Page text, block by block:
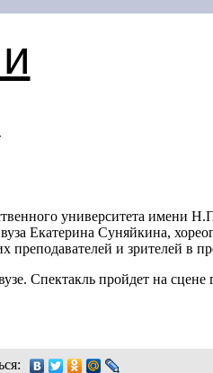
университета имени
Екатерина Суняйкина,
и зрителей в
Спектакль пройдет на сцене